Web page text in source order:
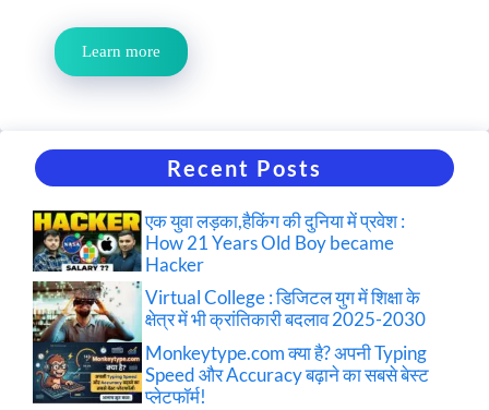
Learn more
Recent Posts
एक युवा लड़का,हैकिंग की दुनिया में प्रवेश :
How 21 Years Old Boy became
Hacker
Virtual College : डिजिटल युग में शिक्षा के
क्षेत्र में भी क्रांतिकारी बदलाव 2025-2030
Monkeytype.com क्या है? अपनी Typing
Speed और Accuracy बढ़ाने का सबसे बेस्ट
प्लेटफॉर्म!